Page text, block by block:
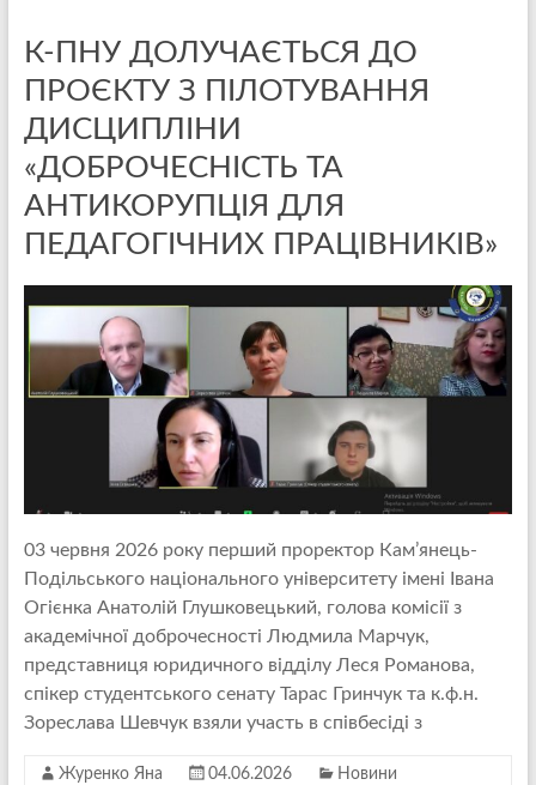
К-ПНУ ДОЛУЧАЄТЬСЯ ДО
ПРОЄКТУ З ПІЛОТУВАННЯ
ДИСЦИПЛІНИ
«ДОБРОЧЕСНІСТЬ ТА
АНТИКОРУПЦІЯ ДЛЯ
ПЕДАГОГІЧНИХ ПРАЦІВНИКІВ»
03 червня 2026 року перший проректор Кам’янець-
Подільського національного університету імені Івана
Огієнка Анатолій Глушковецький, голова комісії з
академічної доброчесності Людмила Марчук,
представниця юридичного відділу Леся Романова,
спікер студентського сенату Тарас Гринчук та к.ф.н.
Зореслава Шевчук взяли участь в співбесіді з
Журенко Яна 04.06.2026 Новини